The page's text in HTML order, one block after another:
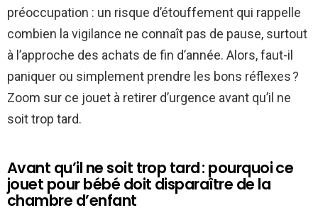
préoccupation : un risque d’étouffement qui rappelle
combien la vigilance ne connaît pas de pause, surtout
à l’approche des achats de fin d’année. Alors, faut-il
paniquer ou simplement prendre les bons réflexes ?
Zoom sur ce jouet à retirer d’urgence avant qu’il ne
soit trop tard.
Avant qu’il ne soit trop tard : pourquoi ce
jouet pour bébé doit disparaître de la
chambre d’enfant